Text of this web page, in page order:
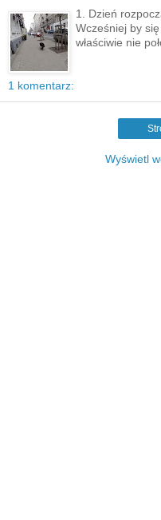
1. Dzień
Wcześniej by
właściwie nie
1 komentarz:
Wyświetl